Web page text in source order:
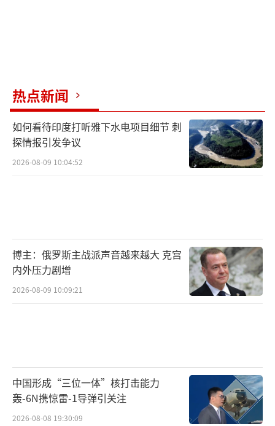
热点新闻
如何看待印度打听雅下水电项目细节 刺
探情报引发争议
2026-08-09 10:04:52
博主：俄罗斯主战派声音越来越大 克宫
内外压力剧增
2026-08-09 10:09:21
中国形成“三位一体”核打击能力
轰-6N携惊雷-1导弹引关注
2026-08-08 19:30:09